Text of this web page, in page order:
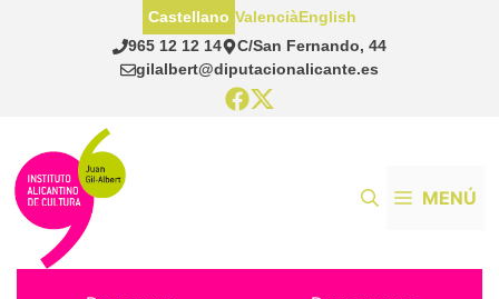
965 12 12 14
C/San Fernando, 44
gilalbert@diputacionalicante.es
Castellano ValenciàEnglish
MENÚ